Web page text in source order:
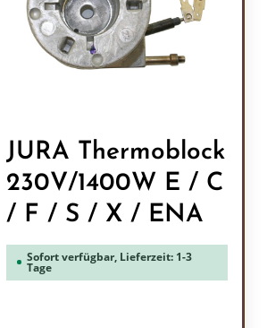
JURA Thermoblock
230V/1400W E / C
/ F / S / X / ENA
Sofort verfügbar, Lieferzeit: 1-3
Tage